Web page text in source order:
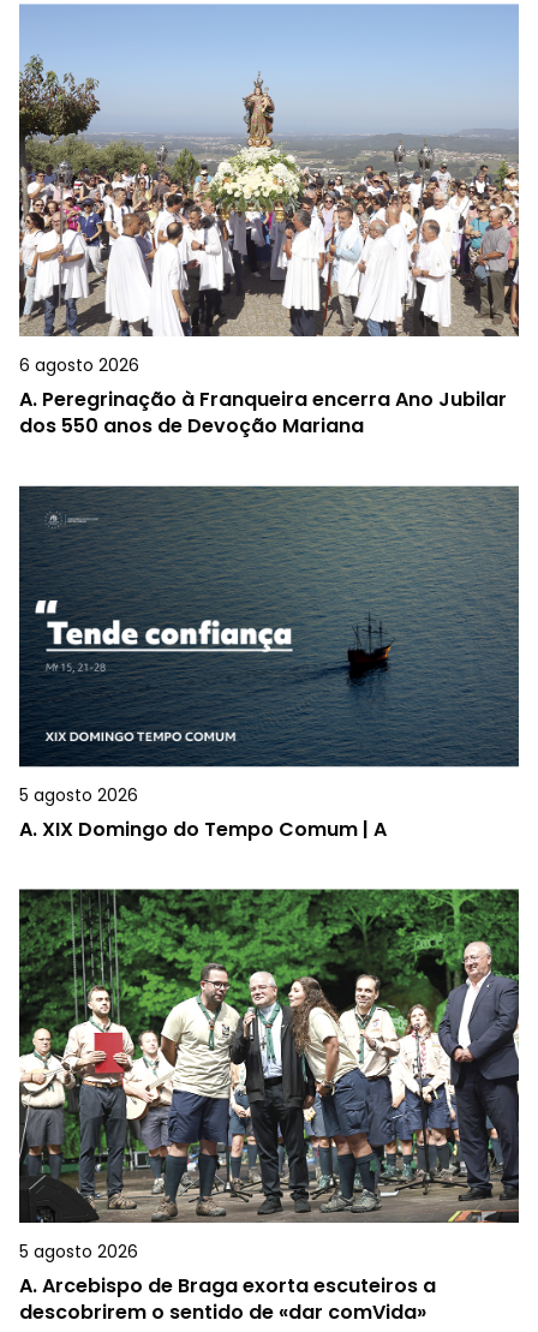
6 agosto 2026
A. Peregrinação à Franqueira encerra Ano Jubilar
dos 550 anos de Devoção Mariana
5 agosto 2026
A.XIX Domingo do Tempo Comum | A
5 agosto 2026
A.Arcebispo de Braga exorta escuteiros a
descobrirem o sentido de «dar comVida»